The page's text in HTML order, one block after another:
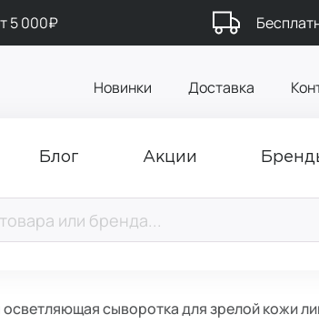
5 000₽
Новинки Доставка
Блог Акции
сыворотка для зрелой кожи